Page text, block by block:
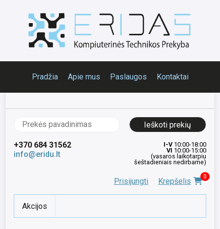
Pradžia Apie mus Paslaugos Kontaktai
Ieškoti:
+370 684 31562
info@eridu.lt
I-V10:00-18:00
VI 10:00-15:00
(vasaros laikotarpiu
šeštadieniais nedirbame)
Prisijungti Krepšelis 0
Akcijos